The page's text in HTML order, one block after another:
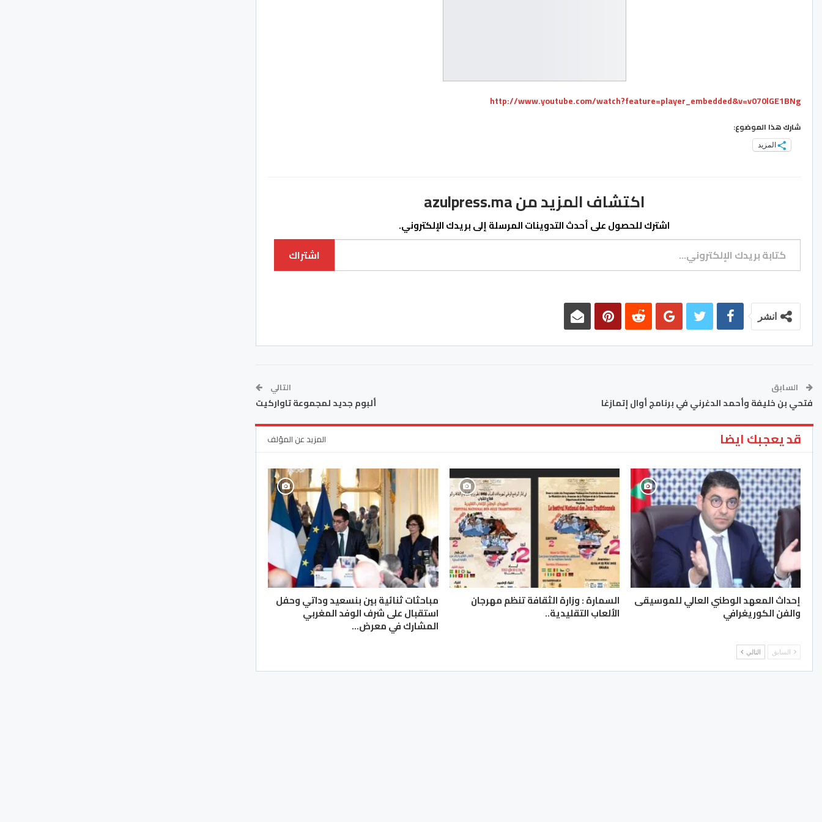
http://www.youtube.com/watch?feature=player_embedded&v=v070lGE1BNg
شارك هذا الموضوع:
المزيد
اكتشاف المزيد من azulpress.ma
اشترك للحصول على أحدث التدوينات المرسلة إلى بريدك الإلكتروني.
كتابة بريدك الإلكتروني...
اشتراك
انشر
السابق
فتحي بن خليفة وأحمد الدغرني في برنامج أوال إتمازغا
التالي
ألبوم جديد لمجموعة تاواركيت
قد يعجبك ايضا المزيد عن المؤلف
إحداث المعهد الوطني العالي للموسيقى
والفن الكوريغرافي
السمارة : وزارة الثقافة تنظم مهرجان
الألعاب التقليدية..
مباحثات ثنائية بين بنسعيد وداتي وحفل
استقبال على شرف الوفد المغربي
المشارك في معرض…
السابق التالي